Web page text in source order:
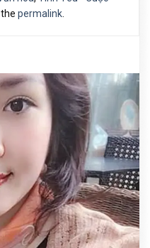
the permalink